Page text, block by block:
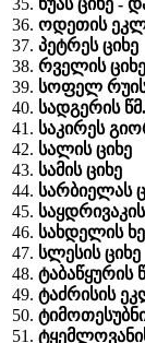
ნუას ციხე -
ოდეთის
პეტრეს ციხე
რველის
სოფელ
სადგერის
საკირეს
სალის ციხე
სამის ციხე
სარბიელას
სახდელის
სლესის ციხე
ტაბაწყურის
ტაძრისის